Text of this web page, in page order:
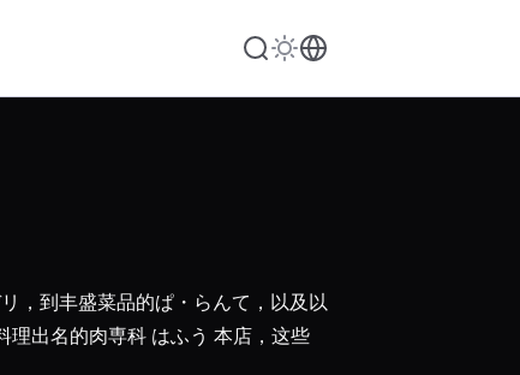
，到丰盛菜品的ぱ・らんて，以及以
理出名的肉専科 はふう 本店，这些